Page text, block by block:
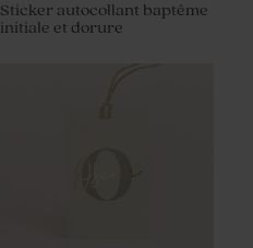
Sticker autocollant baptême
initiale et dorure